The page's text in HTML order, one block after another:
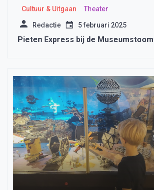
Cultuur & Uitgaan Theater
Redactie 5 februari 2025
Pieten Express bij de